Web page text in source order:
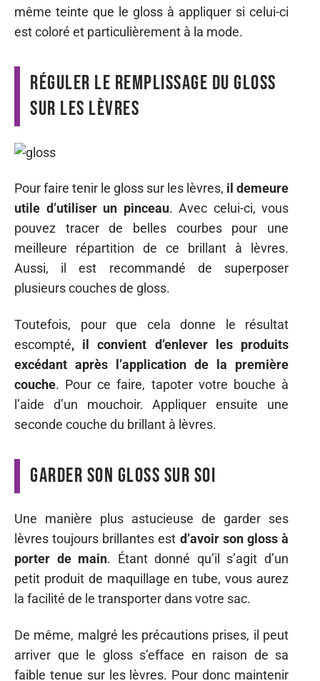
même teinte que le gloss à appliquer si celui-ci
est coloré et particulièrement à la mode.
Réguler le remplissage du gloss
sur les lèvres
Pour faire tenir le gloss sur les lèvres, il demeure
utile d’utiliser un pinceau. Avec celui-ci, vous
pouvez tracer de belles courbes pour une
meilleure répartition de ce brillant à lèvres.
Aussi, il est recommandé de superposer
plusieurs couches de gloss.
Toutefois, pour que cela donne le résultat
escompté, il convient d’enlever les produits
excédant après l’application de la première
couche. Pour ce faire, tapoter votre bouche à
l’aide d’un mouchoir. Appliquer ensuite une
seconde couche du brillant à lèvres.
Garder son gloss sur soi
Une manière plus astucieuse de garder ses
lèvres toujours brillantes est d’avoir son gloss à
porter de main. Étant donné qu’il s’agit d’un
petit produit de maquillage en tube, vous aurez
la facilité de le transporter dans votre sac.
De même, malgré les précautions prises, il peut
arriver que le gloss s’efface en raison de sa
faible tenue sur les lèvres. Pour donc maintenir